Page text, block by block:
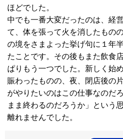
ほどでした。
中でも一番大変だったのは、経
て、体を張って火を消したもの
の境をさまよった挙げ句に１年
たことです。その後もまた飲食
ぱりもう一つでした。新しく始
賑わったものの、夜、閉店後の
がやりたいのはこの仕事なのだ
まま終わるのだろうか」という
離れませんでした。